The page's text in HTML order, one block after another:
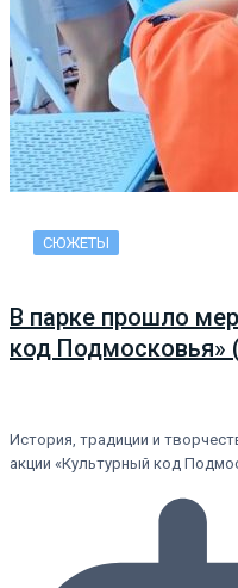
СЮЖЕТЫ
В парке прошло
код Подмосковья»
История, традиции и
акции «Культурный код